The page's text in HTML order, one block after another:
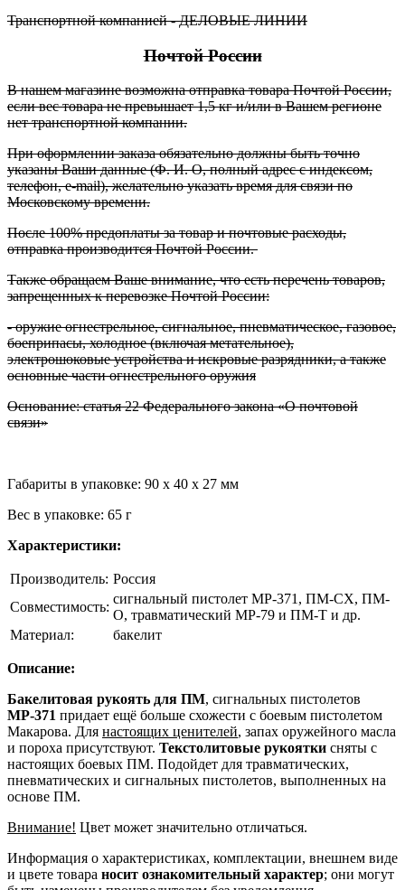
Транспортной компанией - ДЕЛОВЫЕ ЛИНИИ
Почтой России
В нашем магазине возможна отправка товара Почтой России,
если вес товара не превышает 1,5 кг и/или в Вашем регионе
нет транспортной компании.
При оформлении заказа обязательно должны быть точно
указаны Ваши данные (Ф. И. О, полный адрес с индексом,
телефон, e-mail), желательно указать время для связи по
Московскому времени.
После 100% предоплаты за товар и почтовые расходы,
отправка производится Почтой России.
Также обращаем Ваше внимание, что есть перечень товаров,
запрещенных к перевозке Почтой России:
- оружие огнестрельное, сигнальное, пневматическое, газовое,
боеприпасы, холодное (включая метательное),
электрошоковые устройства и искровые разрядники, а также
основные части огнестрельного оружия
Основание: статья 22 Федерального закона «О почтовой
связи»
Габариты в упаковке: 90 x 40 x 27 мм
Вес в упаковке: 65 г
Характеристики:
Производитель: Россия
Совместимость:
сигнальный пистолет МР-371, ПМ-СХ, ПМ-
О, травматический МР-79 и ПМ-Т и др.
Материал:
бакелит
Описание:
Бакелитовая рукоять для ПМ, сигнальных пистолетов
МР-371 придает ещё больше схожести с боевым пистолетом
Макарова. Для настоящих ценителей, запах оружейного масла
и пороха присутствуют. Текстолитовые рукоятки сняты с
настоящих боевых ПМ. Подойдет для травматических,
пневматических и сигнальных пистолетов, выполненных на
основе ПМ.
Внимание! Цвет может значительно отличаться.
Информация о характеристиках, комплектации, внешнем виде
и цвете товара носит ознакомительный характер; они могут